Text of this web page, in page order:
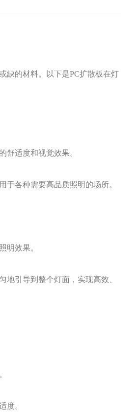
缺的材料。以下是PC扩散板在灯
舒适度和视觉效果。
于各种需要高品质照明的场所。
明效果。
地引导到整个灯面，实现高效、
度。